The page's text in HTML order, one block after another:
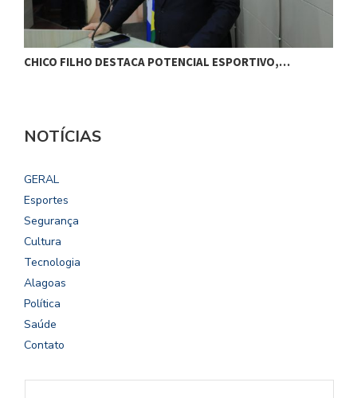
CHICO FILHO DESTACA POTENCIAL ESPORTIVO,…
NOTÍCIAS
GERAL
Esportes
Segurança
Cultura
Tecnologia
Alagoas
Política
Saúde
Contato